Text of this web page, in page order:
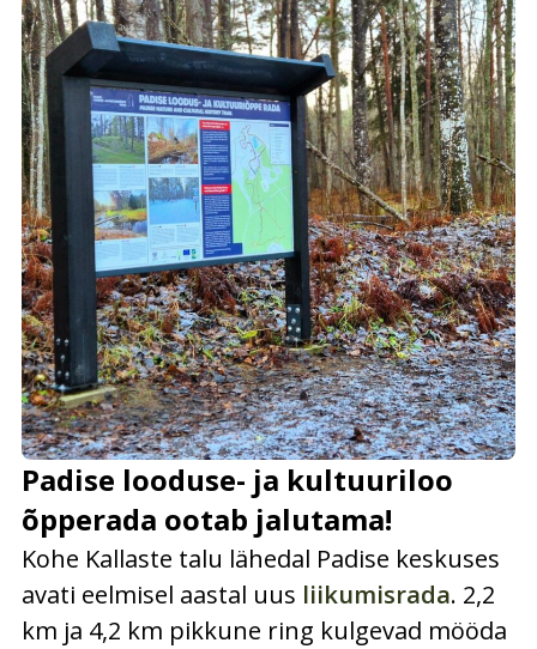
Padise looduse- ja kultuuriloo
õpperada ootab jalutama!
Kohe Kallaste talu lähedal Padise keskuses
avati eelmisel aastal uus liikumisrada. 2,2
km ja 4,2 km pikkune ring kulgevad mööda